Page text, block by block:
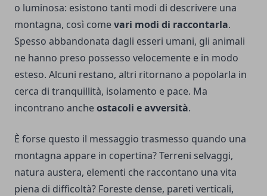
o luminosa: esistono tanti modi di descrivere una
montagna, così comevari modi di raccontarla.
Spesso abbandonata dagli esseri umani, gli animali
ne hanno preso possesso velocemente e in modo
esteso. Alcuni restano, altri ritornano a popolarla in
cerca di tranquillità, isolamento e pace. Ma
incontrano ancheostacoli e avversità.
È forse questo il messaggio trasmesso quando una
montagna appare in copertina? Terreni selvaggi,
natura austera, elementi che raccontano una vita
piena di difficoltà? Foreste dense, pareti verticali,